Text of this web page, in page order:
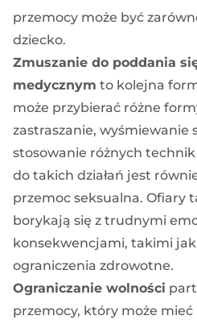
przemocy może być
dziecko.
Zmuszanie do poddania
medycznym to kolejna
może przybierać różne
zastraszanie, wyśmiewanie
stosowanie różnych
do takich działań jest
przemoc seksualna. Ofiary
borykają się z trudnymi
konsekwencjami, takimi
ograniczenia zdrowotne.
Ograniczanie wolności
przemocy, który może mieć